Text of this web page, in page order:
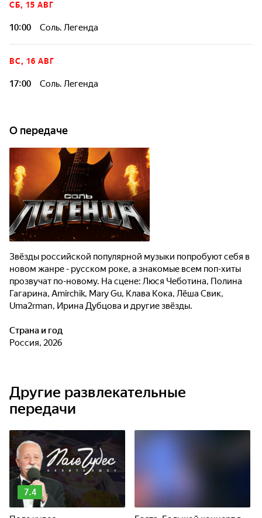
СБ, 15 АВГ
10:00 Соль. Легенда
ВС, 16 АВГ
17:00 Соль. Легенда
О передаче
Звёзды российской популярной музыки попробуют себя в
новом жанре - русском роке, а знакомые всем поп-хиты
прозвучат по-новому. На сцене: Люся Чеботина, Полина
Гагарина, Amirchik, Mary Gu, Клава Кока, Лёша Свик,
Uma2rman, Ирина Дубцова и другие звёзды.
Страна и год
Россия, 2026
Другие развлекательные
передачи
7.4